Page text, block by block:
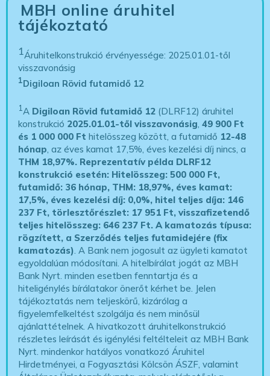
MBH online áruhitel
tájékoztató
1Áruhitelkonstrukció érvényessége: 2025.01.01-től
visszavonásig
1Digiloan Rövid futamidő 12
1A Digiloan Rövid futamidő 12 (DLRF12) áruhitel
konstrukció 2025.01.01-től visszavonásig,49 900 Ft
és 1 000 000 Ft hitelösszeg között, a futamidő 12-48
hónap, az éves kamat 17,5%, éves kezelési díj nincs, a
THM 18,97%. Reprezentatív példa DLRF12
konstrukció esetén: Hitelösszeg: 500 000 Ft,
futamidő: 36 hónap, THM: 18,97%, éves kamat:
17,5%, éves kezelési díj: 0,0%, hitel teljes díja: 146
237 Ft, törlesztőrészlet: 17 951 Ft, visszafizetendő
teljes hitelösszeg: 646 237 Ft.A kamatozás típusa:
rögzített, a Szerződés teljes futamidejére (fix
kamatozás). A Bank nem jogosult az ügyleti kamatot
egyoldalúan módosítani. A hitelbírálat jogát az MBH
Bank Nyrt. minden esetben fenntartja és a
hiteligénylés bírálatakor önerőt kérhet be. Jelen
tájékoztatás nem teljeskörű, kizárólag a
figyelemfelkeltést szolgálja és nem minősül
ajánlattételnek. A hivatkozott áruhitelkonstrukció
részletes leírását és igénylési feltélteleit az MBH Bank
Nyrt. mindenkor hatályos vonatkozó Áruhitel
Hirdetményei, a Fogyasztási Kölcsön ÁSZF, valamint